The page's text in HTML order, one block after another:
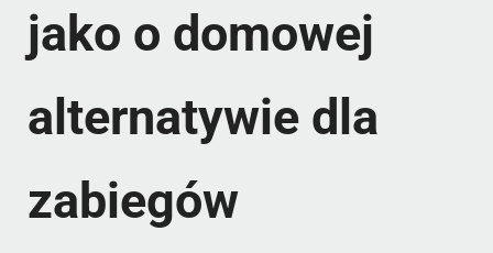
jako o domowej
alternatywie dla
zabiegów